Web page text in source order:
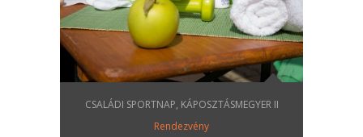
CSALÁDI SPORTNAP, KÁPOSZTÁSMEGYER II
Rendezvény